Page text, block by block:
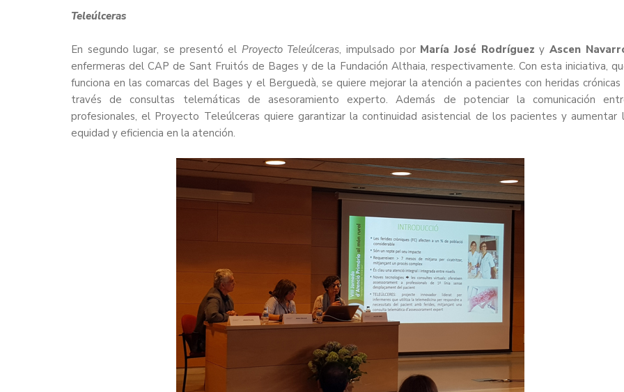
Teleúlceras
En segundo lugar, se presentó el Proyecto Teleúlceras, impulsado por María José Rodríguez y Ascen
enfermeras del CAP de Sant Fruitós de Bages y de la Fundación Althaia, respectivamente. Con esta iniciativa,
funciona en las comarcas del Bages y el Berguedà, se quiere mejorar la atención a pacientes con heridas crónicas
través de consultas telemáticas de asesoramiento experto. Además de potenciar la comunicación
profesionales, el Proyecto Teleúlceras quiere garantizar la continuidad asistencial de los pacientes y aumentar
equidad y eficiencia en la atención.